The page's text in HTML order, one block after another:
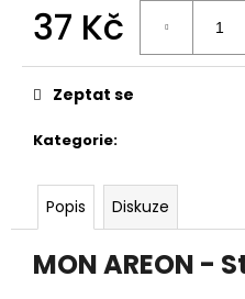
37 Kč
cena:
Kategorie:
Zeptat se
Popis Diskuze
MON AREON -
D
o
o
u
e